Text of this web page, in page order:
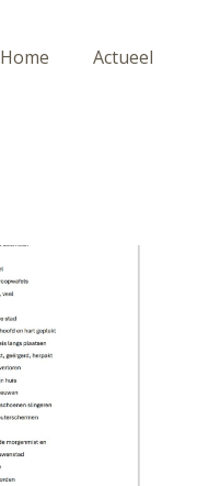
Home Actueel